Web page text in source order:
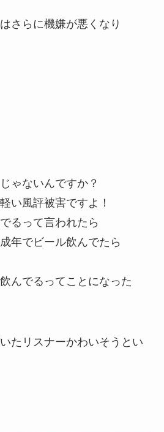
さらに機嫌が悪くなり
ゃないんですか？
い風評被害ですよ！
るって言われたら
年でビール飲んでたら
んでるってことになった
たリスナーかわいそうとい